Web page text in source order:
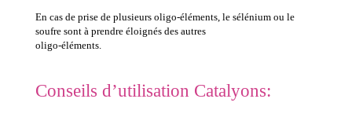
En cas de prise de plusieurs oligo-éléments, le sélénium ou le
soufre sont à prendre éloignés des autres
oligo-éléments.
Conseils d’utilisation Catalyons: